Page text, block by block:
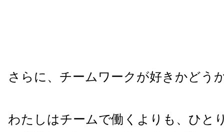
さらに、チームワークが好きかどう
わたしはチームで働くよりも、ひと